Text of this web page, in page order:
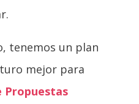
tenemos un plan
mejor para
Propuestas